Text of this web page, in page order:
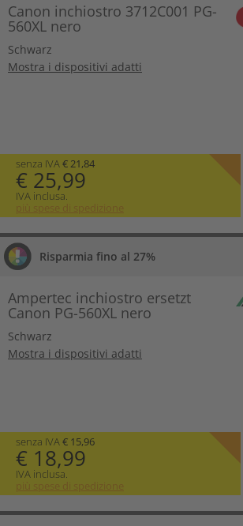
Canon inchiostro 3712C001 PG-
560XL nero
Schwarz
Mostra i dispositivi adatti
senza IVA€ 21,84
€ 25,99
IVA inclusa.
più spese di spedizione
Risparmia fino al 27%
Ampertec inchiostro ersetzt
Canon PG-560XL nero
Schwarz
Mostra i dispositivi adatti
senza IVA€ 15,96
€ 18,99
IVA inclusa.
più spese di spedizione